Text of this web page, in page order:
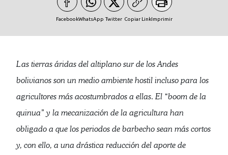
FacebookWhatsApp Twitter Copiar LinkImprimir
Las tierras áridas del altiplano sur de los Andes
bolivianos son un medio ambiente hostil incluso para los
agricultores más acostumbrados a ellas. El “boom de la
quinua” y la mecanización de la agricultura han
obligado a que los periodos de barbecho sean más cortos
y, con ello, a una drástica reducción del aporte de